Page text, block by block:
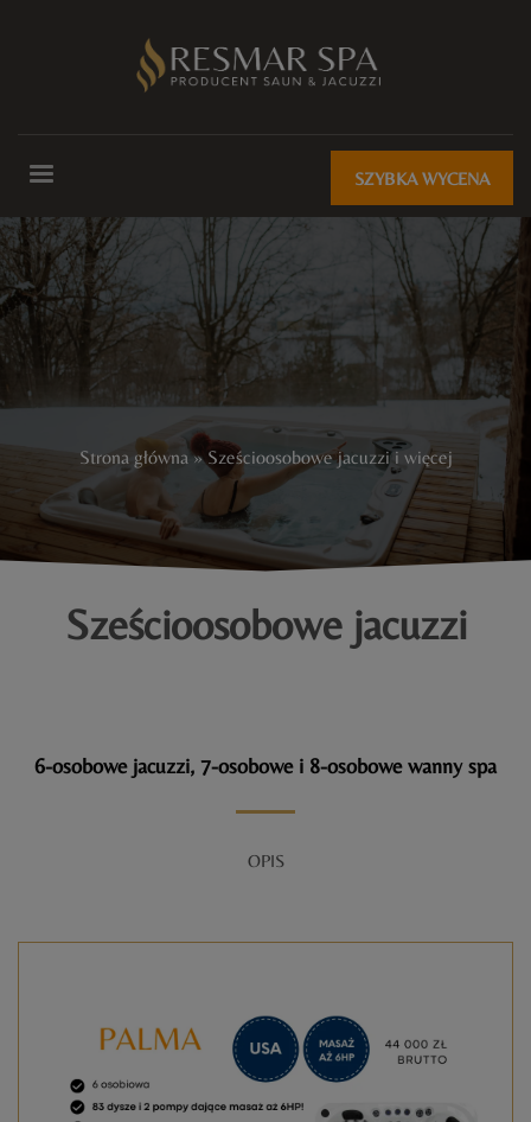
SZYBKA WYCENA
Strona główna»Sześcioosobowe jacuzzi i więcej
Sześcioosobowe jacuzzi
6-osobowe jacuzzi, 7-osobowe i 8-osobowe wanny spa
OPIS